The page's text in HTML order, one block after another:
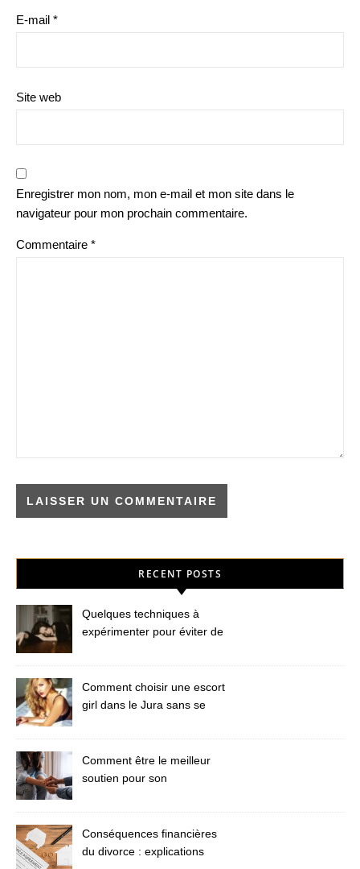
E-mail *
Site web
Enregistrer mon nom, mon e-mail et mon site dans le
navigateur pour mon prochain commentaire.
Commentaire *
RECENT POSTS
Quelques techniques à
expérimenter pour éviter de
Comment choisir une escort
girl dans le Jura sans se
Comment être le meilleur
soutien pour son
Conséquences financières
du divorce : explications